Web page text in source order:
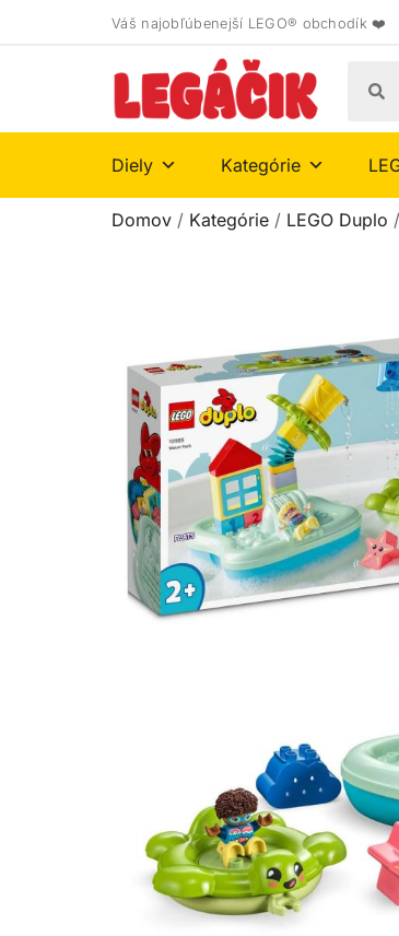
Váš najobľúbenejší LEGO® obchodík ❤️
Diely Kategórie
Domov / Kategórie / LEGO Duplo